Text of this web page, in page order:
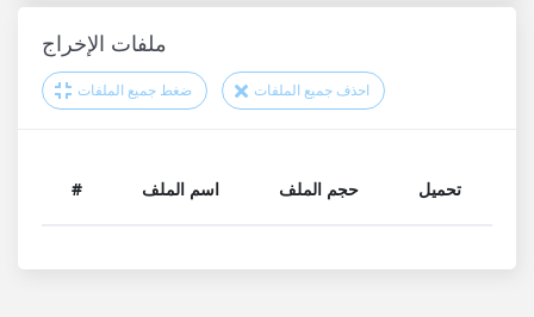
ملفات الإخراج
ضغط جميع الملفات احذف جميع الملفات
# اسم الملف حجم الملف تحميل